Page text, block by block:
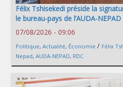
Félix Tshisekedi préside la
le bureau-pays de l’AUDA-
07/08/2026 - 09:06
Politique, Actualité, Économie / Félix
Nepad, AUDA-NEPAD, RDC